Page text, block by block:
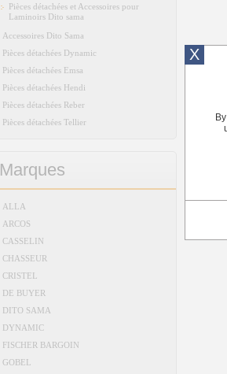
Pièces détachées et Accessoires pour
Laminoirs Dito sama
Accessoires Dito Sama
Pièces détachées Dynamic
Pièces détachées Emsa
Pièces détachées Hendi
Pièces détachées Reber
Pièces détachées Tellier
Marques
ALLA
ARCOS
CASSELIN
CHASSEUR
CRISTEL
DE BUYER
DITO SAMA
DYNAMIC
FISCHER BARGOIN
GOBEL
X